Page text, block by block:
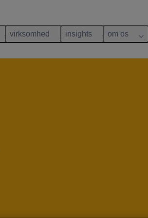
virksomhed insights om os